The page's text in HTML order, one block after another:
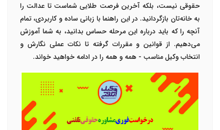
حقوقی نیست، بلکه آخرین فرصت طلایی شماست تا عدالت را
به خانه‌تان بازگردانید. در این راهنما با زبانی ساده و کاربردی، تمام
آنچه را که باید درباره این مرحله حساس بدانید، به شما آموزش
می‌دهیم. از قوانین و مقررات گرفته تا نکات عملی نگارش و
انتخاب وکیل مناسب - همه و همه را در ادامه خواهید خواند.